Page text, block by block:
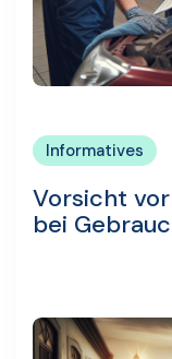
Informatives
Vorsicht
bei